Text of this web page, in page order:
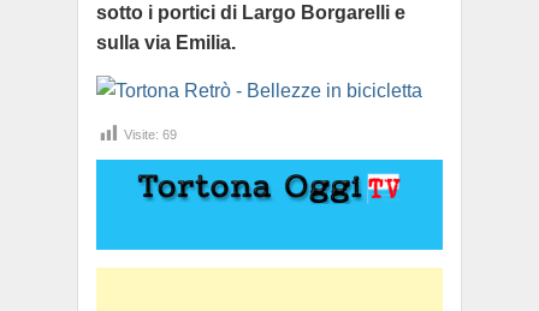
sotto i portici di Largo Borgarelli e
sulla via Emilia.
Visite: 69